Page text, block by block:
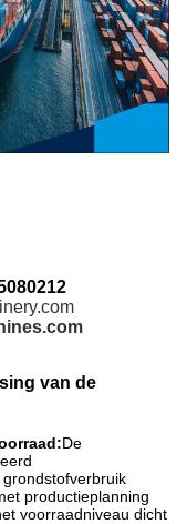
van de
De
productieplanning
voorraadniveau dicht